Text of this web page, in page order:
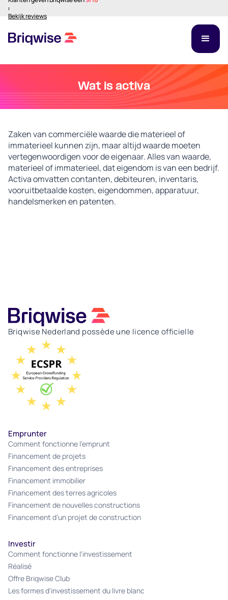
⏐
Bekijk reviews
Wat is activa
Zaken van commerciële waarde die materieel of
immaterieel kunnen zijn, maar altijd waarde moeten
vertegenwoordigen voor de eigenaar. Alles van waarde,
materieel of immaterieel, dat eigendom is van een bedrijf.
Activa omvatten contanten, debiteuren, inventaris,
vooruitbetaalde kosten, eigendommen, apparatuur,
handelsmerken en patenten.
Briqwise Nederland possède une licence officielle
Emprunter
Comment fonctionne l'emprunt
Financement de projets
Financement des entreprises
Financement immobilier
Financement des terres agricoles
Financement de nouvelles constructions
Financement d'un projet de construction
Investir
Comment fonctionne l'investissement
Réalisé
Offre Briqwise Club
Les formes d'investissement du livre blanc